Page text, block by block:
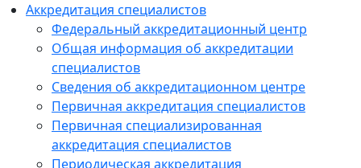
Аккредитация специалистов
Федеральный аккредитационный центр
Общая информация об аккредитации
специалистов
Сведения об аккредитационном центре
Первичная аккредитация специалистов
Первичная специализированная
аккредитация специалистов
Периодическая аккредитация